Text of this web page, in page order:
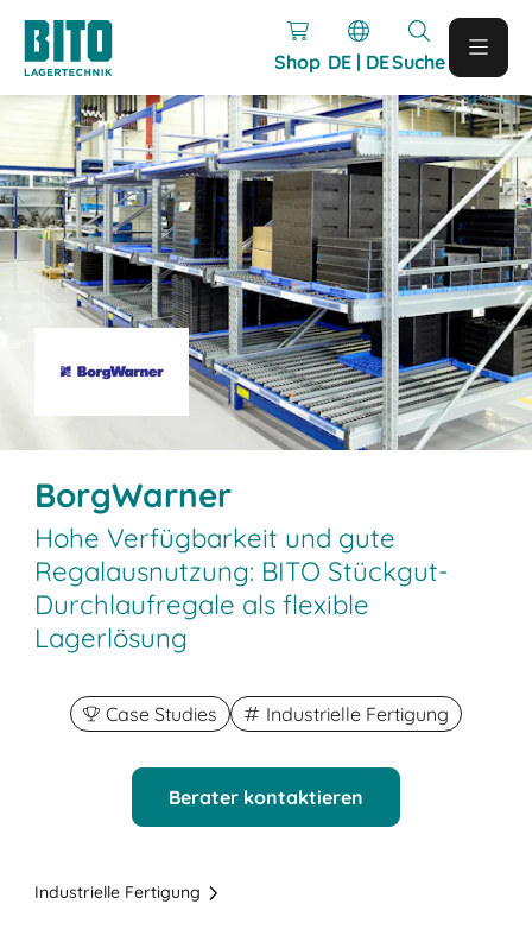
Shop DE | DESuche
BorgWarner
Hohe Verfügbarkeit und gute
Regalausnutzung: BITO Stückgut-
Durchlaufregale als flexible
Lagerlösung
Case Studies Industrielle Fertigung
Berater kontaktieren
Industrielle Fertigung